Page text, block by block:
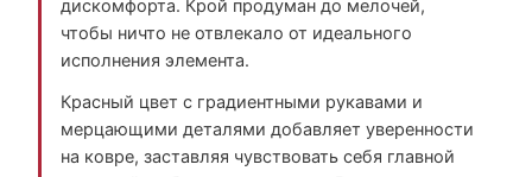
дискомфорта. Крой продуман до мелочей,
чтобы ничто не отвлекало от идеального
исполнения элемента.
Красный цвет с градиентными рукавами и
мерцающими деталями добавляет уверенности
на ковре, заставляя чувствовать себя главной